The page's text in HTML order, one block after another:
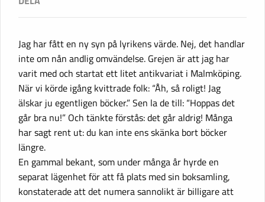
Jag har fått en ny syn på lyrikens värde. Nej, det handlar
inte om nån andlig omvändelse. Grejen är att jag har
varit med och startat ett litet antikvariat i Malmköping.
När vi körde igång kvittrade folk: “Åh, så roligt! Jag
älskar ju egentligen böcker.” Sen la de till: “Hoppas det
går bra nu!” Och tänkte förstås: det går aldrig! Många
har sagt rent ut: du kan inte ens skänka bort böcker
längre.
En gammal bekant, som under många år hyrde en
separat lägenhet för att få plats med sin boksamling,
konstaterade att det numera sannolikt är billigare att